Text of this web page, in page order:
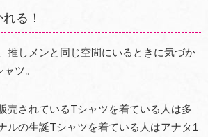
る！
推しメンと同じ空間にいるときに気づか
ツ。
売されているTシャツを着ている人は多
ルの生誕Tシャツを着ている人はアナタ1